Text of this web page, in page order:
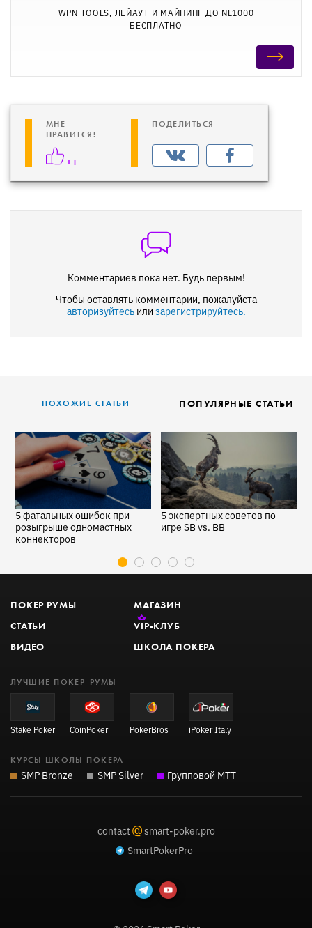
WPN TOOLS, ЛЕЙАУТ И МАЙНИНГ ДО NL1000
БЕСПЛАТНО
МНЕ
НРАВИТСЯ!
+1
ПОДЕЛИТЬСЯ
Комментариев пока нет. Будь первым!
Чтобы оставлять комментарии, пожалуйста
авторизуйтесьили зарегистрируйтесь.
ПОХОЖИЕ СТАТЬИ ПОПУЛЯРНЫЕ СТАТЬИ
5 фатальных ошибок при
розыгрыше одномастных
коннекторов
5 экспертных советов по
игре SB vs. BB
ПОКЕР РУМЫ
СТАТЬИ
ВИДЕО
МАГАЗИН
VIP-КЛУБ
ШКОЛА ПОКЕРА
ЛУЧШИЕ ПОКЕР-РУМЫ
Stake Poker CoinPoker PokerBros iPoker Italy
КУРСЫ ШКОЛЫ ПОКЕРА
SMP Bronze SMP Silver Групповой MTT
contact@smart-poker.pro
SmartPokerPro